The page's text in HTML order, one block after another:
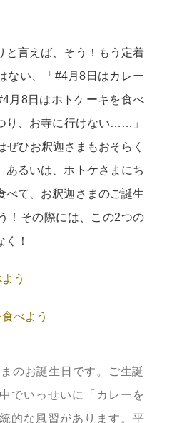
と言えば、そう！もう定着
ない、「#4月8日はカレー
月8日はホトケーキを食べ
り、お寺に行けない……」
ぜひお釈迦さまもおそらく
あるいは、ホトケさまにち
べて、お釈迦さまのご誕生
！その際には、この2つの
！
う
べよう
のお誕生日です。ご生誕
でいっせいに「カレーを
的な風習があります。平